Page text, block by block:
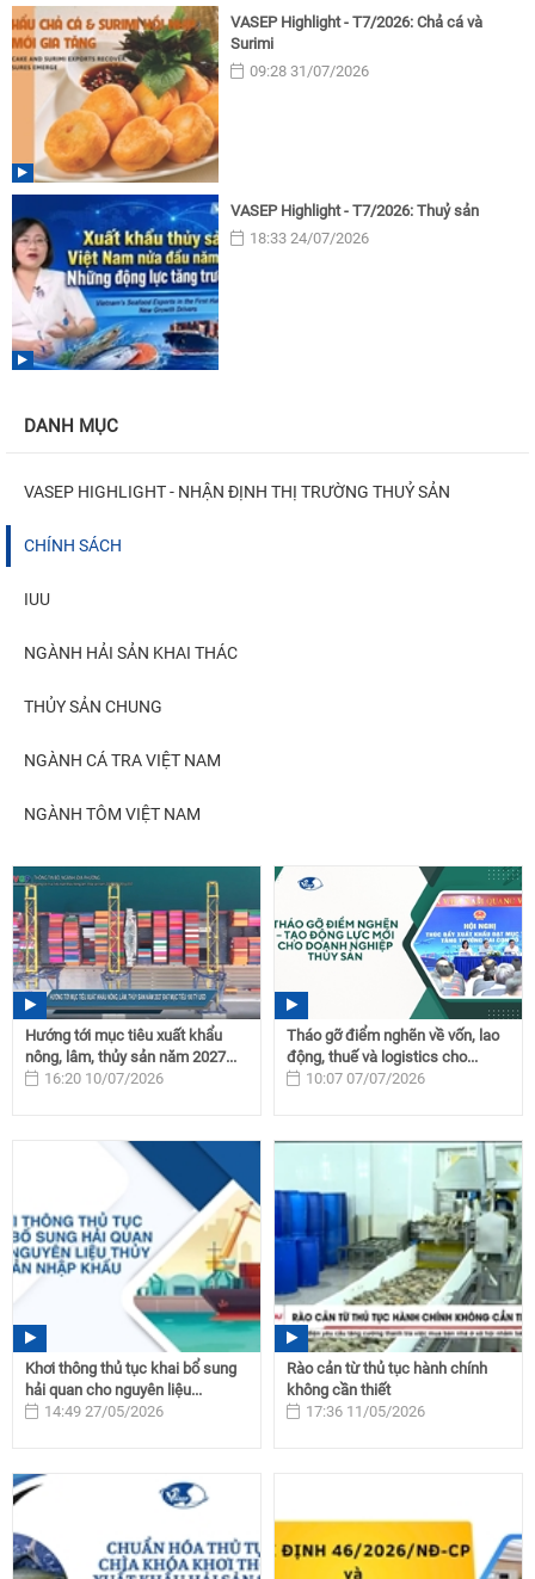
VASEP Highlight - T7/2026: Chả cá và
Surimi
09:28 31/07/2026
VASEP Highlight - T7/2026: Thuỷ sản
18:33 24/07/2026
DANH MỤC
VASEP HIGHLIGHT - NHẬN ĐỊNH THỊ TRƯỜNG THUỶ SẢN
CHÍNH SÁCH
IUU
NGÀNH HẢI SẢN KHAI THÁC
THỦY SẢN CHUNG
NGÀNH CÁ TRA VIỆT NAM
NGÀNH TÔM VIỆT NAM
Hướng tới mục tiêu xuất khẩu
nông, lâm, thủy sản năm 2027...
16:20 10/07/2026
Tháo gỡ điểm nghẽn về vốn, lao
động, thuế và logistics cho...
10:07 07/07/2026
Khơi thông thủ tục khai bổ sung
hải quan cho nguyên liệu...
14:49 27/05/2026
Rào cản từ thủ tục hành chính
không cần thiết
17:36 11/05/2026